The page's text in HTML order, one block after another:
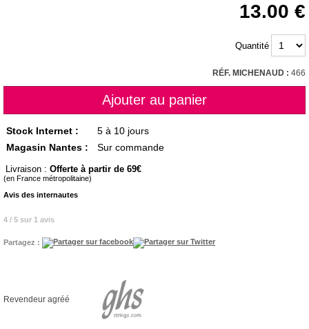
13.00
Quantité
RÉF. MICHENAUD : 466
Stock Internet :
5 à 10 jours
Magasin Nantes :
Sur commande
Livraison : Offerte à partir de 69
(en France métropolitaine)
Avis des internautes
4 / 5 sur 1 avis
Partagez :
Revendeur agréé